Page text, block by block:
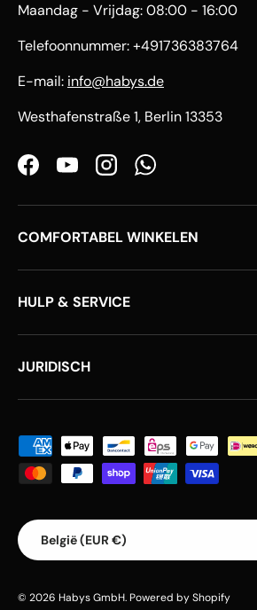
Maandag - Vrijdag: 08:00 - 16:00
Telefoonnummer: +491736383764
E-mail: info@habys.de
Westhafenstraße 1, Berlin 13353
FacebookYouTubeInstagramWhatsApp
COMFORTABEL WINKELEN
HULP & SERVICE
JURIDISCH
Geaccepteerde betaalmethoden
Land/Regio
België (EUR €)
© 2026 Habys GmbH. Powered by Shopify